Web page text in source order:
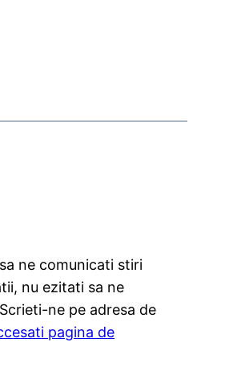
ne comunicati stiri
nu ezitati sa ne
ne pe adresa de
pagina de